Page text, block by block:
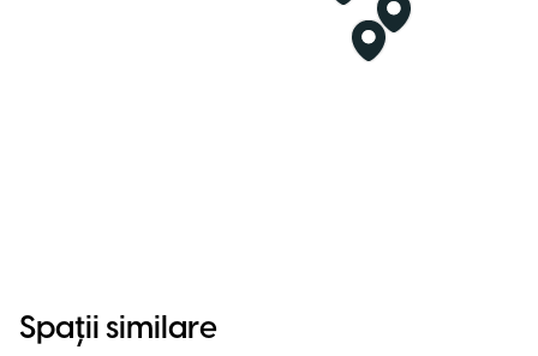
Spații similare